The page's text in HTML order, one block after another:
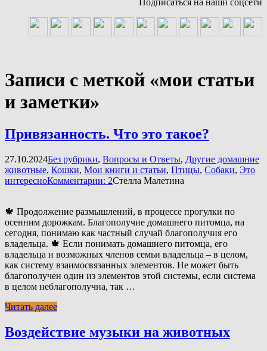
Подписаться на наши соцсети
Записи с меткой «мои статьи
и заметки»
Привязанность. Что это такое?
27.10.2024Без рубрики, Вопросы и Ответы, Другие домашние
животные, Кошки, Мои книги и статьи, Птицы, Собаки, Это
интересноКомментарии: 2Стелла Малетина
🍁 Продолжение размышлений, в процессе прогулки по
осенним дорожкам. Благополучие домашнего питомца, на
сегодня, понимаю как частный случай благополучия его
владельца. 🍁 Если понимать домашнего питомца, его
владельца и возможных членов семьи владельца – в целом,
как систему взаимосвязанных элементов. Не может быть
благополучен один из элементов этой системы, если система
в целом неблагополучна, так …
Читать далее
Воздействие музыки на животных